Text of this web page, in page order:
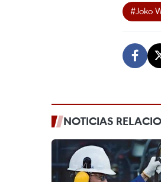
#Joko
NOTICIAS